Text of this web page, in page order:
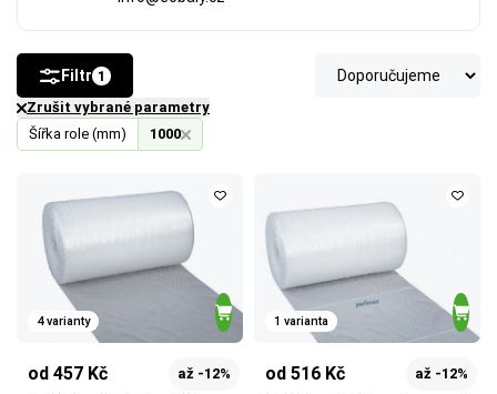
Šířka role (mm) 1000
Zrušit vybrané parametry
Filtr 1
4 varianty
od 457 Kč až -12%
1 varianta
od 516 Kč až -12%